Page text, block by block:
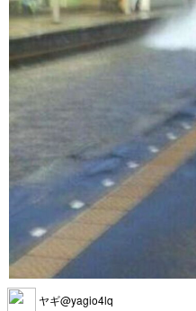
ヤギ@yagio4lq